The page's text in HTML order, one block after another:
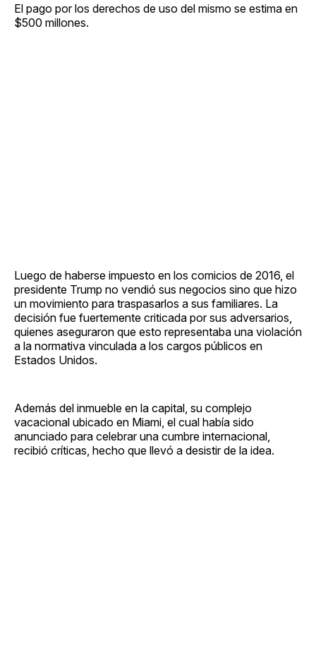
El pago por los derechos de uso del mismo se estima en
$500 millones.
Luego de haberse impuesto en los comicios de 2016, el
presidente Trump no vendió sus negocios sino que hizo
un movimiento para traspasarlos a sus familiares. La
decisión fue fuertemente criticada por sus adversarios,
quienes aseguraron que esto representaba una violación
a la normativa vinculada a los cargos públicos en
Estados Unidos.
Además del inmueble en la capital, su complejo
vacacional ubicado en Miami, el cual había sido
anunciado para celebrar una cumbre internacional,
recibió críticas, hecho que llevó a desistir de la idea.